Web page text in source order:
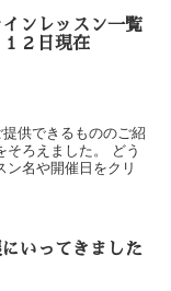
ンレッスン一覧
２日現在
供できるもののご紹
そろえました。 どう
ン名や開催日をクリ
いってきました